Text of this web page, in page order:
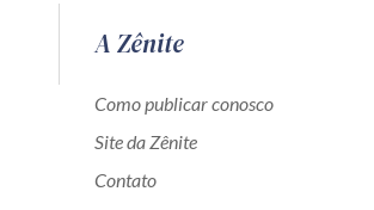
A Zênite
Como publicar conosco
Site da Zênite
Contato